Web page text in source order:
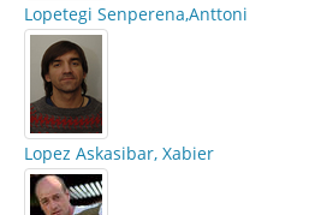
Lopetegi Senperena,Anttoni
Lopez Askasibar, Xabier